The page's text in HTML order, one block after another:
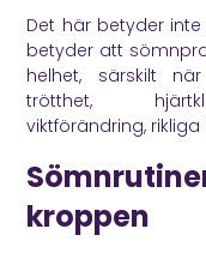
Det här betyder
betyder att
helhet, särskilt
trötthet,
viktförändring,
kroppen